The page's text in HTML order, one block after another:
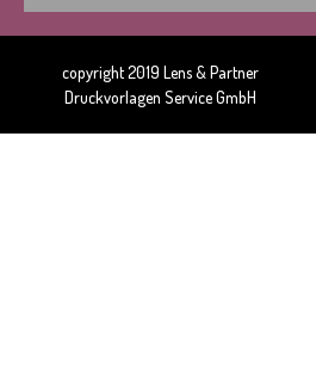
copyright 2019 Lens & Partner
Druckvorlagen Service GmbH